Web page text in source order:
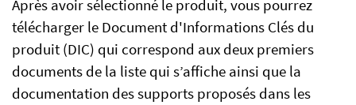
FR EN
Après avoir sélectionné le produit, vous pourrez
télécharger le Document d'Informations Clés du
produit (DIC) qui correspond aux deux premiers
documents de la liste qui s’affiche ainsi que la
documentation des supports proposés dans les